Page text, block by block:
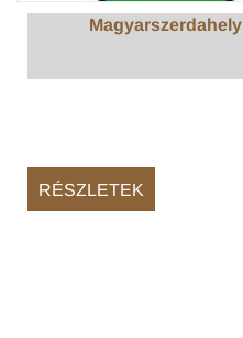
Magyarszerdahely
RÉSZLETEK